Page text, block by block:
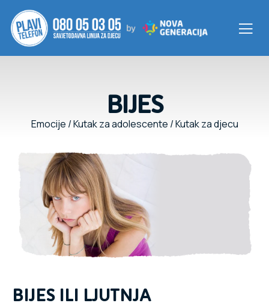
BIJES
Emocije /Kutak za adolescente /Kutak za djecu
BIJES ILI LJUTNJA